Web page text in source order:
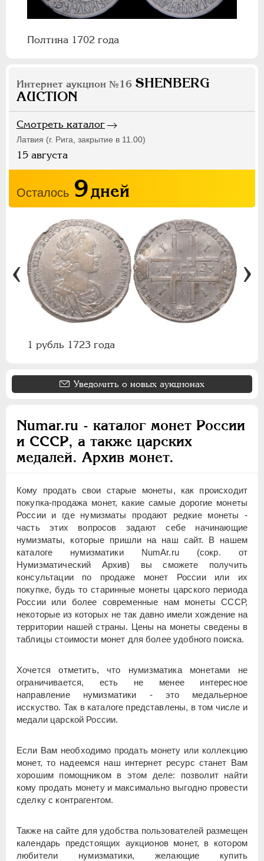
Полтина 1702 года
Интернет аукцион №16 SHENBERG
AUCTION
Латвия (г. Рига, закрытие в 11.00)
15 августа
Осталось 9дней
Смотреть каталог
1 рубль 1723 года
Уведомить о новых аукционах
Numar.ru - каталог монет России
и СССР, а также царских
медалей. Архив монет.
Кому продать свои старые монеты, как происходит
покупка-продажа монет, какие самые дорогие монеты
России и где нумизматы продают редкие монеты -
часть этих вопросов задают себе начинающие
нумизматы, которые пришли на наш сайт. В нашем
каталоге нумизматики NumAr.ru (сокр. от
Нумизматический Архив) вы сможете получить
консультации по продаже монет России или их
покупке, будь то старинные монеты царского периода
России или более современные нам монеты СССР,
некоторые из которых не так давно имели хождение на
территории нашей страны. Цены на монеты сведены в
таблицы стоимости монет для более удобного поиска.
Хочется отметить, что нумизматика монетами не
ограничивается, есть не менее интересное
направление нумизматики - это медальерное
исскуство. Так в каталоге представлены, в том числе и
медали царской России.
Если Вам необходимо продать монету или коллекцию
монет, то надеемся наш интернет ресурс станет Вам
хорошим помощником в этом деле: позволит найти
кому продать монету и максимально выгодно провести
сделку с контрагентом.
Также на сайте для удобства пользователей размещен
календарь предстоящих аукционов монет, в котором
любители нумизматики, желающие купить